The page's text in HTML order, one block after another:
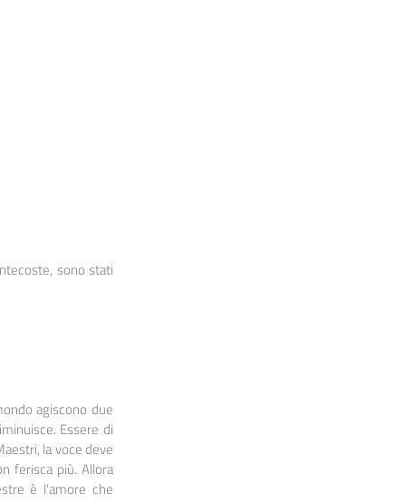
sono stati
agiscono due
Essere di
la voce deve
ferisca più. Allora
è l’amore che